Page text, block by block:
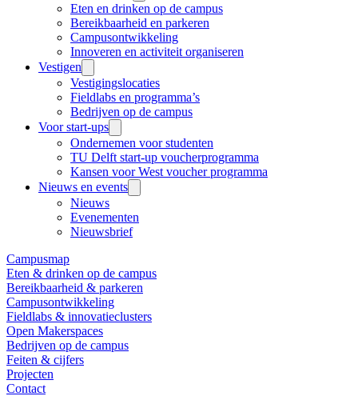
Eten en drinken op de campus
Bereikbaarheid en parkeren
Campusontwikkeling
Innoveren en activiteit organiseren
Vestigen
Vestigingslocaties
Fieldlabs en programma’s
Bedrijven op de campus
Voor start-ups
Ondernemen voor studenten
TU Delft start-up voucherprogramma
Kansen voor West voucher programma
Nieuws en events
Nieuws
Evenementen
Nieuwsbrief
Campusmap
Eten & drinken op de campus
Bereikbaarheid & parkeren
Campusontwikkeling
Fieldlabs & innovatieclusters
Open Makerspaces
Bedrijven op de campus
Feiten & cijfers
Projecten
Contact